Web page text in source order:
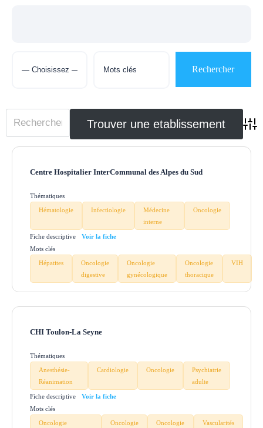
Centre Hospitalier InterCommunal des Alpes du Sud
Thématiques
Hématologie
Infectiologie
Médecine
interne
Oncologie
Fiche descriptive
Mots clés
Hépatites
Oncologie
digestive
Oncologie
gynécologique
Oncologie
thoracique
VIH
CHI Toulon-La Seyne
Thématiques
Anesthésie-
Réanimation
Cardiologie Oncologie
Psychiatrie
adulte
Fiche descriptive
Mots clés
Oncologie
Oncologie
Oncologie
Vascularités